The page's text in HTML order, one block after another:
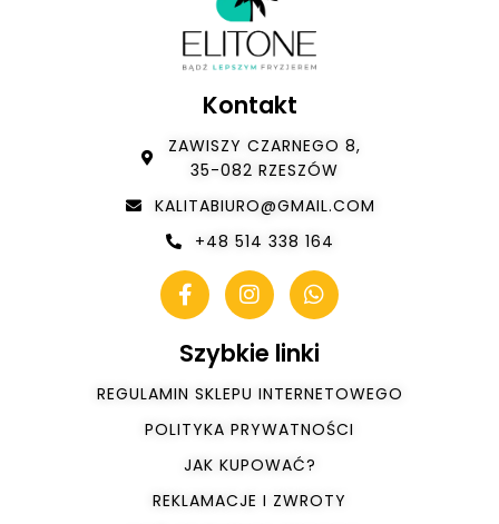
Kontakt
ZAWISZY CZARNEGO 8,
35-082 RZESZÓW
KALITABIURO@GMAIL.COM
+48 514 338 164
Szybkie linki
REGULAMIN SKLEPU INTERNETOWEGO
POLITYKA PRYWATNOŚCI
JAK KUPOWAĆ?
REKLAMACJE I ZWROTY